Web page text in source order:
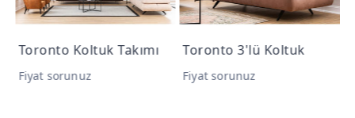
Toronto Koltuk Takımı
Fiyat sorunuz
Toronto 3'lü Koltuk
Fiyat sorunuz